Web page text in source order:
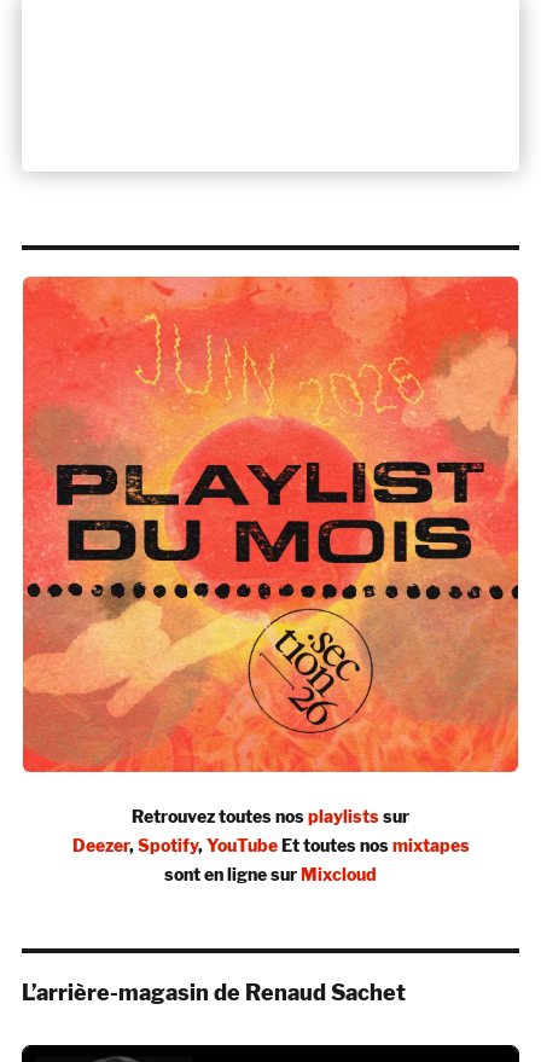
Retrouvez toutes nosplaylistssur
Deezer,Spotify,YouTubeEt toutes nosmixtapes
sont en ligne surMixcloud
L’arrière-magasin de Renaud Sachet